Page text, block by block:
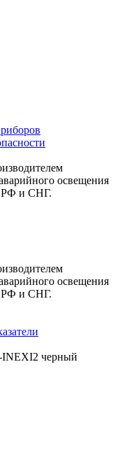
освещения
РФ и СНГ.
освещения
РФ и СНГ.
INEXI2 черный